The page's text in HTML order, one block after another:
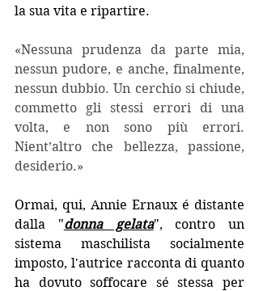
la sua vita e ripartire.
«Nessuna prudenza da parte mia,
nessun pudore, e anche, finalmente,
nessun dubbio. Un cerchio si chiude,
commetto gli stessi errori di una
volta, e non sono più errori.
Nient’altro che bellezza, passione,
desiderio.»
Ormai, qui, Annie Ernaux é distante
dalla "donna gelata", contro un
sistema maschilista socialmente
imposto, l'autrice racconta di quanto
ha dovuto soffocare sé stessa per